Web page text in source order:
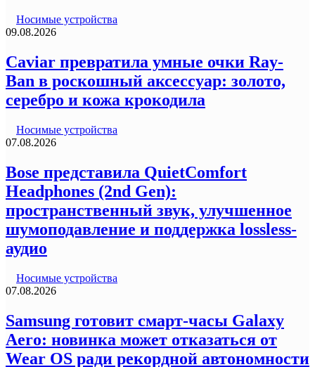
Носимые устройства
09.08.2026
Caviar превратила умные очки Ray-
Ban в роскошный аксессуар: золото,
серебро и кожа крокодила
Носимые устройства
07.08.2026
Bose представила QuietComfort
Headphones (2nd Gen):
пространственный звук, улучшенное
шумоподавление и поддержка lossless-
аудио
Носимые устройства
07.08.2026
Samsung готовит смарт-часы Galaxy
Aero: новинка может отказаться от
Wear OS ради рекордной автономности